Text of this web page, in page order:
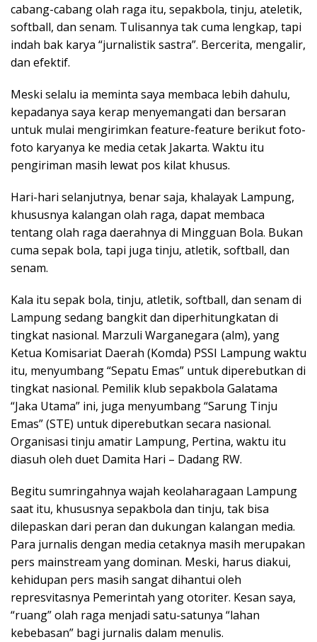
cabang-cabang olah raga itu, sepakbola, tinju, ateletik,
softball, dan senam. Tulisannya tak cuma lengkap, tapi
indah bak karya “jurnalistik sastra”. Bercerita, mengalir,
dan efektif.
Meski selalu ia meminta saya membaca lebih dahulu,
kepadanya saya kerap menyemangati dan bersaran
untuk mulai mengirimkan feature-feature berikut foto-
foto karyanya ke media cetak Jakarta. Waktu itu
pengiriman masih lewat pos kilat khusus.
Hari-hari selanjutnya, benar saja, khalayak Lampung,
khususnya kalangan olah raga, dapat membaca
tentang olah raga daerahnya di Mingguan Bola. Bukan
cuma sepak bola, tapi juga tinju, atletik, softball, dan
senam.
Kala itu sepak bola, tinju, atletik, softball, dan senam di
Lampung sedang bangkit dan diperhitungkatan di
tingkat nasional. Marzuli Warganegara (alm), yang
Ketua Komisariat Daerah (Komda) PSSI Lampung waktu
itu, menyumbang “Sepatu Emas” untuk diperebutkan di
tingkat nasional. Pemilik klub sepakbola Galatama
“Jaka Utama” ini, juga menyumbang “Sarung Tinju
Emas” (STE) untuk diperebutkan secara nasional.
Organisasi tinju amatir Lampung, Pertina, waktu itu
diasuh oleh duet Damita Hari – Dadang RW.
Begitu sumringahnya wajah keolaharagaan Lampung
saat itu, khususnya sepakbola dan tinju, tak bisa
dilepaskan dari peran dan dukungan kalangan media.
Para jurnalis dengan media cetaknya masih merupakan
pers mainstream yang dominan. Meski, harus diakui,
kehidupan pers masih sangat dihantui oleh
represvitasnya Pemerintah yang otoriter. Kesan saya,
“ruang” olah raga menjadi satu-satunya “lahan
kebebasan” bagi jurnalis dalam menulis.